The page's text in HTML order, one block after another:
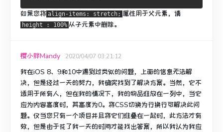
如果您将 align-items: stretch; 属性用于父元素，请
height : 100% 从子元素中删除。
樱小胖Mandy 2020/04/07 03:21:12
我在iOS 8、9和10中遇到过类似的问题，上面的信息无法解
决，但是经过一天的努力，我确实找到了解决方案。 当然，它不
适用于所有人，但在我的情况下，我的物品堆放在一列中，当它
应为内容高度时，其高度为0。 将CSS切换为行换行可解决此问
题。 仅当您只有一个项目并且将它们堆叠在一起时，此方法才有
效，但是由于花了我一天的时间才能找出答案，所以我认为我应